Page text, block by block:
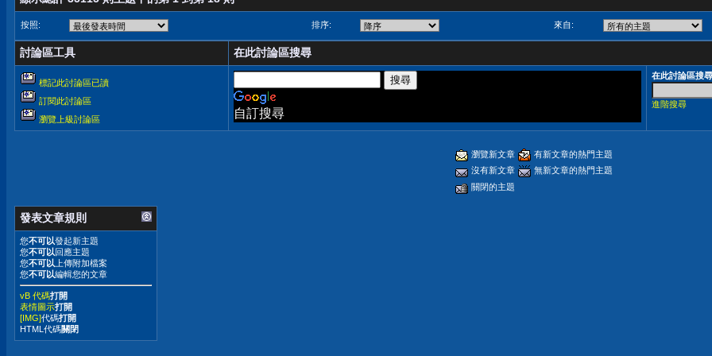
按照: 排序: 來自:
討論區工具 在此討論區搜尋
標記此討論區已讀
訂閱此討論區
瀏覽上級討論區
自訂搜尋
在此討論區搜尋
進階搜尋
瀏覽新文章
有新文章的熱門主題
沒有新文章
無新文章的熱門主題
關閉的主題
發表文章規則
您不可以發起新主題
您不可以回應主題
您不可以 上傳附加檔案
您不可以編輯您的文章
vB 代碼打開
表情圖示打開
[IMG]代碼打開
HTML代碼關閉